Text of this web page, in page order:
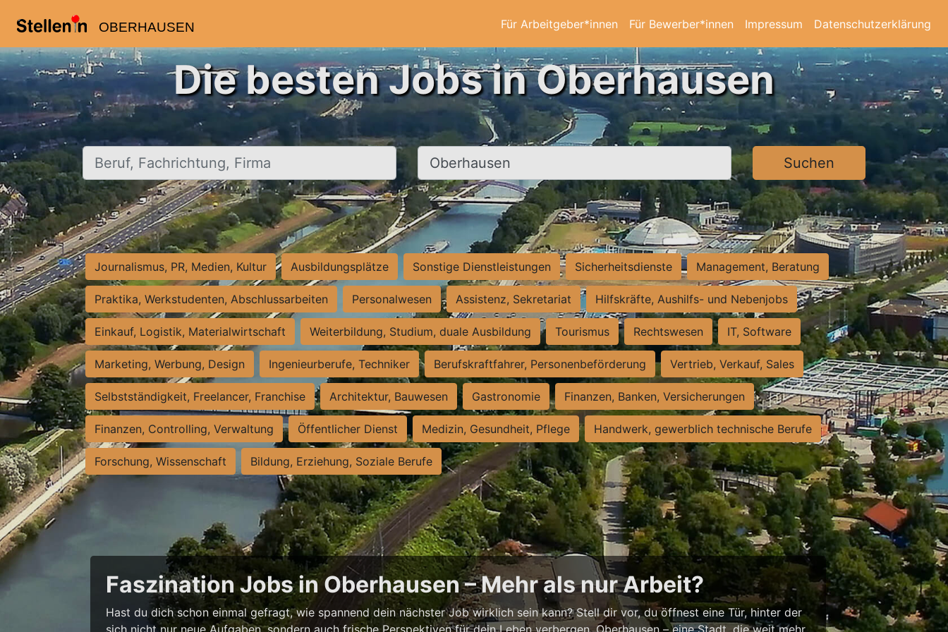
OBERHAUSEN Für Arbeitgeber*innen Für Bewerber*innen Impressum Datenschutzerklärung
Die besten Jobs in Oberhausen
Beruf, Fachrichtung, Firma Ort, Stadt Suchen
Journalismus, PR, Medien, Kultur Ausbildungsplätze Sonstige Dienstleistungen Sicherheitsdienste Management, Beratung
Praktika, Werkstudenten, Abschlussarbeiten Personalwesen Assistenz, Sekretariat Hilfskräfte, Aushilfs- und Nebenjobs
Einkauf, Logistik, Materialwirtschaft Weiterbildung, Studium, duale Ausbildung Tourismus Rechtswesen IT, Software
Marketing, Werbung, Design Ingenieurberufe, Techniker Berufskraftfahrer, Personenbeförderung Vertrieb, Verkauf, Sales
Selbstständigkeit, Freelancer, Franchise Architektur, Bauwesen Gastronomie Finanzen, Banken, Versicherungen
Finanzen, Controlling, Verwaltung Öffentlicher Dienst Medizin, Gesundheit, Pflege Handwerk, gewerblich technische Berufe
Forschung, Wissenschaft Bildung, Erziehung, Soziale Berufe
Faszination Jobs in Oberhausen – Mehr als nur Arbeit?
Hast du dich schon einmal gefragt, wie spannend dein nächster Job wirklich sein kann? Stell dir vor, du öffnest eine Tür, hinter der